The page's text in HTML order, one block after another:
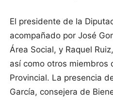
El presidente de la
acompañado por José
Área Social, y Raquel
así como otros miembros
Provincial. La presencia
García, consejera de